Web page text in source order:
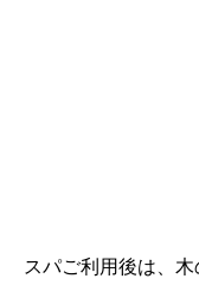
スパご利用後は、